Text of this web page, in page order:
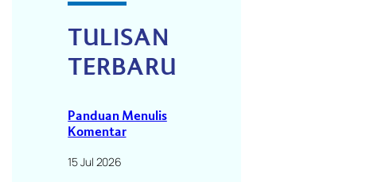
TULISAN
TERBARU
Panduan Menulis
Komentar
15 Jul 2026